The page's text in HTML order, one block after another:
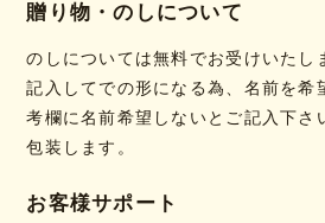
贈り物・のしについて
のしについては無料でお受けいたし
記入してでの形になる為、名前を希
考欄に名前希望しないとご記入下
包装します。
お客様サポート